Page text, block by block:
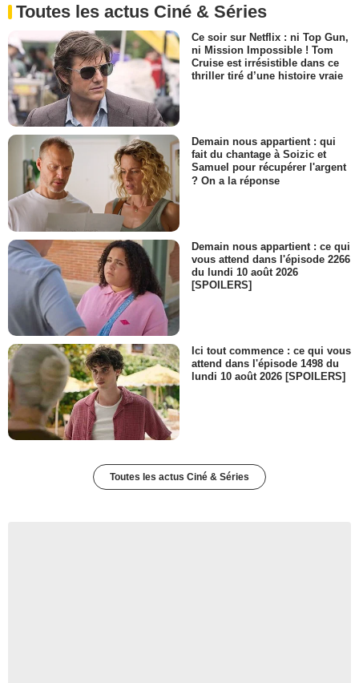
Toutes les actus Ciné & Séries
Ce soir sur Netflix : ni Top Gun,
ni Mission Impossible ! Tom
Cruise est irrésistible dans ce
thriller tiré d’une histoire vraie
Demain nous appartient : qui
fait du chantage à Soizic et
Samuel pour récupérer l'argent
? On a la réponse
Demain nous appartient : ce qui
vous attend dans l'épisode 2266
du lundi 10 août 2026
[SPOILERS]
Ici tout commence : ce qui vous
attend dans l'épisode 1498 du
lundi 10 août 2026 [SPOILERS]
Toutes les actus Ciné & Séries